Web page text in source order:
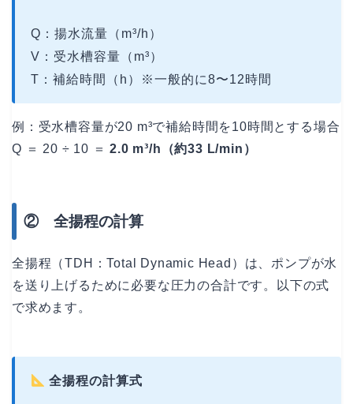
Q：揚水流量（m³/h）
V：受水槽容量（m³）
T：補給時間（h）※一般的に8〜12時間
例：受水槽容量が20 m³で補給時間を10時間とする場合
Q ＝ 20 ÷ 10 ＝2.0 m³/h（約33 L/min）
② 全揚程の計算
全揚程（TDH：Total Dynamic Head）は、ポンプが水
を送り上げるために必要な圧力の合計です。以下の式
で求めます。
全揚程の計算式